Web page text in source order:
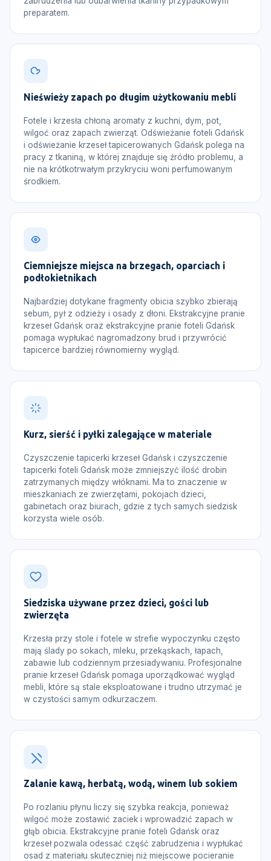
preparatem.
Nieświeży zapach po długim użytkowaniu mebli
Fotele i krzesła chłoną aromaty z kuchni, dym, pot,
wilgoć oraz zapach zwierząt. Odświeżanie foteli Gdańsk
i odświeżanie krzeseł tapicerowanych Gdańsk polega na
pracy z tkaniną, w której znajduje się źródło problemu, a
nie na krótkotrwałym przykryciu woni perfumowanym
środkiem.
Ciemniejsze miejsca na brzegach, oparciach i
podłokietnikach
Najbardziej dotykane fragmenty obicia szybko zbierają
sebum, pył z odzieży i osady z dłoni. Ekstrakcyjne pranie
krzeseł Gdańsk oraz ekstrakcyjne pranie foteli Gdańsk
pomaga wypłukać nagromadzony brud i przywrócić
tapicerce bardziej równomierny wygląd.
Kurz, sierść i pyłki zalegające w materiale
Czyszczenie tapicerki krzeseł Gdańsk i czyszczenie
tapicerki foteli Gdańsk może zmniejszyć ilość drobin
zatrzymanych między włóknami. Ma to znaczenie w
mieszkaniach ze zwierzętami, pokojach dzieci,
gabinetach oraz biurach, gdzie z tych samych siedzisk
korzysta wiele osób.
Siedziska używane przez dzieci, gości lub
zwierzęta
Krzesła przy stole i fotele w strefie wypoczynku często
mają ślady po sokach, mleku, przekąskach, łapach,
zabawie lub codziennym przesiadywaniu. Profesjonalne
pranie krzeseł Gdańsk pomaga uporządkować wygląd
mebli, które są stale eksploatowane i trudno utrzymać je
w czystości samym odkurzaczem.
Zalanie kawą, herbatą, wodą, winem lub sokiem
Po rozlaniu płynu liczy się szybka reakcja, ponieważ
wilgoć może zostawić zaciek i wprowadzić zapach w
głąb obicia. Ekstrakcyjne pranie foteli Gdańsk oraz
krzeseł pozwala odessać część zabrudzenia i wypłukać
osad z materiału skuteczniej niż miejscowe pocieranie